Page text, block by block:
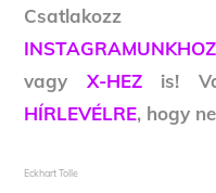
INSTAGRAMUNKHOZ
vagy X-HEZis!
HÍRLEVÉLRE, hogy
Eckhart Tolle